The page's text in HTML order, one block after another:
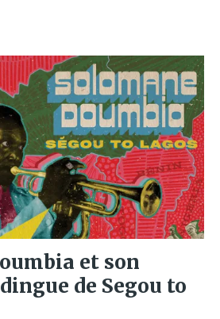
et son
de Segou to